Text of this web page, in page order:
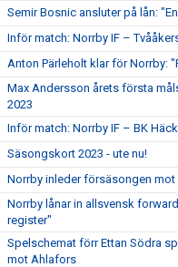
Semir Bosnic ansluter på lån:
Inför match: Norrby IF –
Anton Pärleholt klar för Norrby:
Max Andersson årets första
2023
Inför match: Norrby IF – BK
Säsongskort 2023 - ute nu!
Norrby inleder försäsongen mot
Norrby lånar in allsvensk
register"
Spelschemat förr Ettan Södra
mot Ahlafors